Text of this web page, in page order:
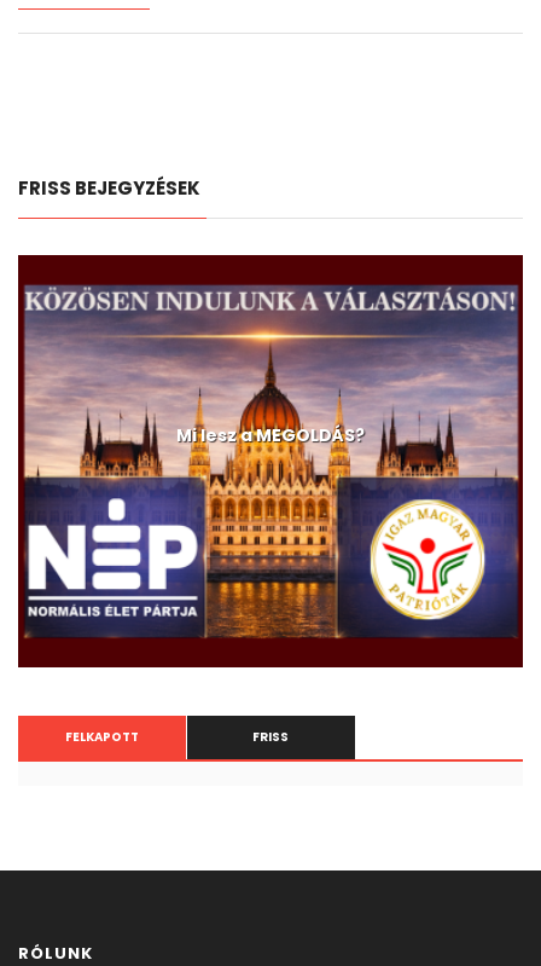
FRISS BEJEGYZÉSEK
Mi lesz a MEGOLDÁS?
A devizahitelesek és a C-630/23-as ügy
FELKAPOTT FRISS
RÓLUNK